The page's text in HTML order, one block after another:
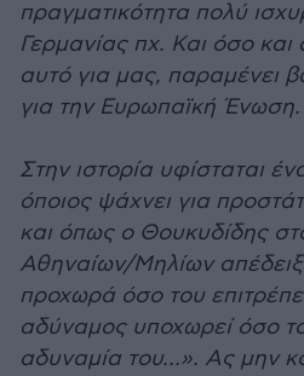
πραγματικότητα πολύ
Γερμανίας πχ. Και όσο και
αυτό για μας, παραμένει
για την Ευρωπαϊκή Ένωση.
Στην ιστορία υφίσταται
όποιος ψάχνει για
και όπως ο Θουκυδίδης
Αθηναίων/Μηλίων
προχωρά όσο του
αδύναμος υποχωρεί όσο
αδυναμία του…». Ας μην